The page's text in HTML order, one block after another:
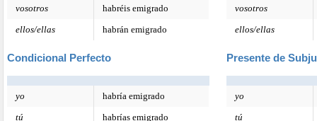
vosotros
habréis emigrado
ellos/ellas
habrán emigrado
vosotros
ellos/ellas
Condicional Perfecto
yo
habría emigrado
tú
habrías emigrado
Presente de
yo
tú